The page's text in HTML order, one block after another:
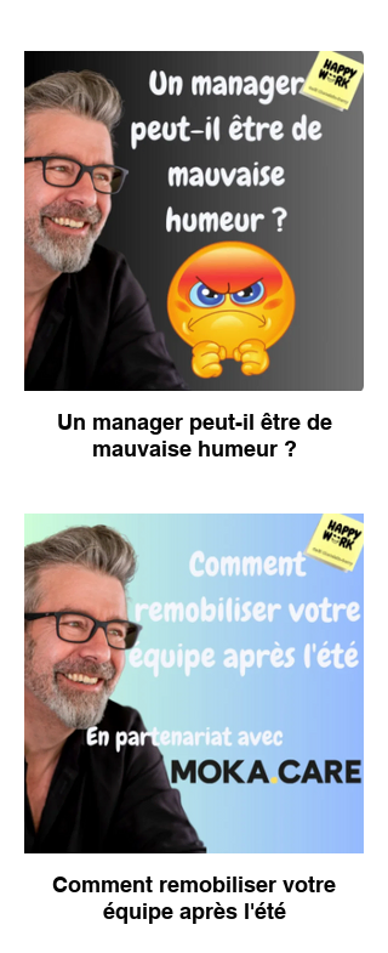
Un manager peut-il être de
mauvaise humeur ?
Comment remobiliser votre
équipe après l'été